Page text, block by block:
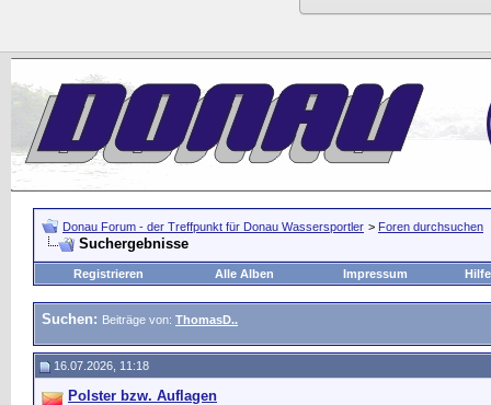
Donau Forum - der Treffpunkt für Donau Wassersportler > Foren durchsuchen
Suchergebnisse
Registrieren Alle Alben Impressum Hilfe
Suchen: Beiträge von: ThomasD..
16.07.2026, 11:18
Polster bzw. Auflagen